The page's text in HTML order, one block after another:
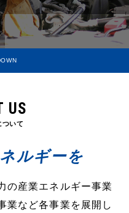
US
ついて
ルギーを
の産業エネルギー事業
業など各事業を展開し